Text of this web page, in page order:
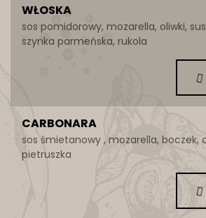
WŁOSKA
sos pomidorowy, mozarella, oliwki,
szynka parmeńska, rukola
CARBONARA
sos śmietanowy , mozarella, boczek,
pietruszka